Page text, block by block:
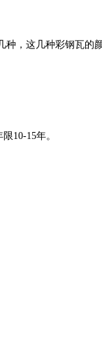
，这几种彩钢瓦的
10-15年。